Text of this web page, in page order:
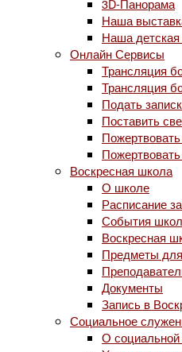
3D-Панорама
Наша
Наша
Онлайн Сервисы
Трансляция
Трансляция
Подать
Поставить
Воскресная школа
О школе
Расписание
События
Воскресная
Предметы
Документы
Запись в
Социальное
О